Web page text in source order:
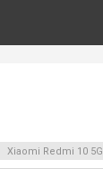
Xiaomi Redmi 10 5G